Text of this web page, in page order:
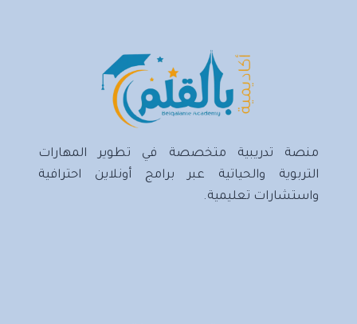
أهدافك
منصة تدريبية متخصصة في تطوير المهارات
التربوية والحياتية عبر برامج أونلاين احترافية
واستشارات تعليمية.